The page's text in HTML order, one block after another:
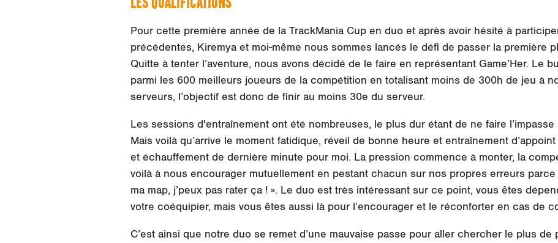
Pour cette première année de la TrackMania Cup en duo et après avoir hésité à
précédentes, Kiremya et moi-même nous sommes lancés le défi de passer la première
Quitte à tenter l’aventure, nous avons décidé de le faire en représentant Game’Her. Le
parmi les 600 meilleurs joueurs de la compétition en totalisant moins de 300h de jeu à
serveurs, l’objectif est donc de finir au moins 30e du serveur.
Les sessions d'entraînement ont été nombreuses, le plus dur étant de ne faire
Mais voilà qu’arrive le moment fatidique, réveil de bonne heure et entraînement
et échauffement de dernière minute pour moi. La pression commence à monter, la
voilà à nous encourager mutuellement en pestant chacun sur nos propres erreurs parce
ma map, j’peux pas rater ça ! ». Le duo est très intéressant sur ce point, vous êtes
votre coéquipier, mais vous êtes aussi là pour l’encourager et le réconforter en cas de
C’est ainsi que notre duo se remet d’une mauvaise passe pour aller chercher le plus